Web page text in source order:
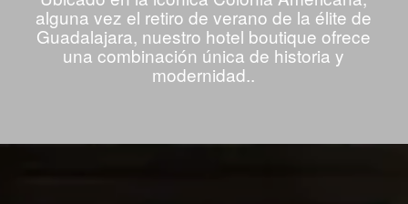
alguna vez el retiro de verano de la élite de
Guadalajara, nuestro hotel boutique ofrece
una combinación única de historia y
modernidad..